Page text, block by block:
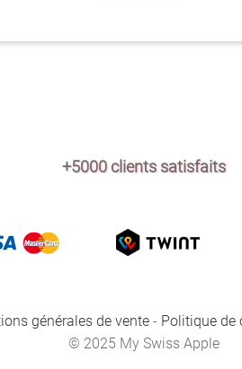
+5000 clients satisfaits
générales de vente- Politique de
© 2025 My Swiss Apple